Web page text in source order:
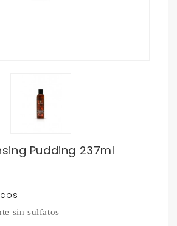
Pudding 237ml
sin sulfatos